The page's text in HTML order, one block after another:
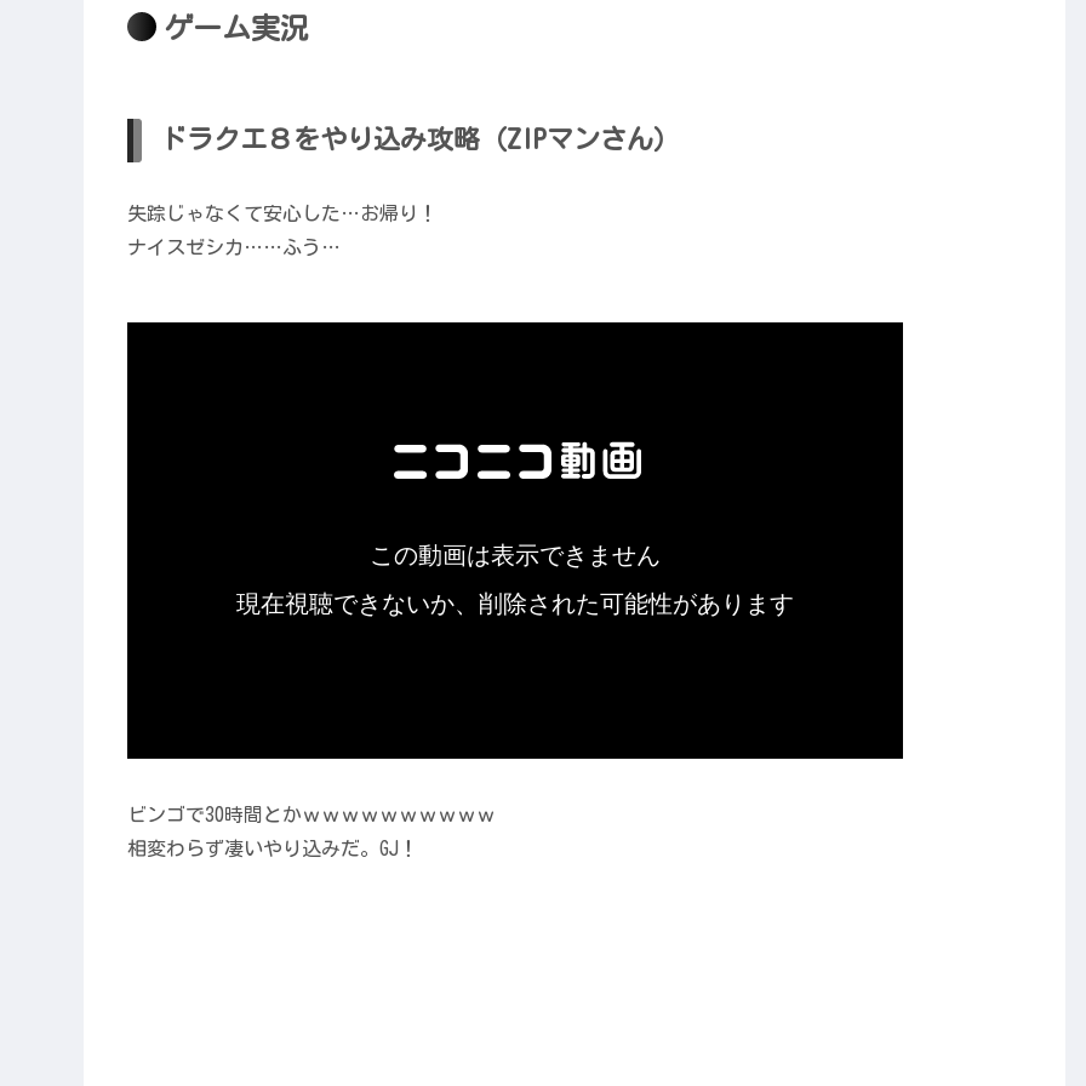
ゲーム実況
ドラクエ８をやり込み攻略（ZIPマンさん）
失踪じゃなくて安心した…お帰り！
ナイスゼシカ……ふう…
ビンゴで30時間とかｗｗｗｗｗｗｗｗｗｗ
相変わらず凄いやり込みだ。GJ！